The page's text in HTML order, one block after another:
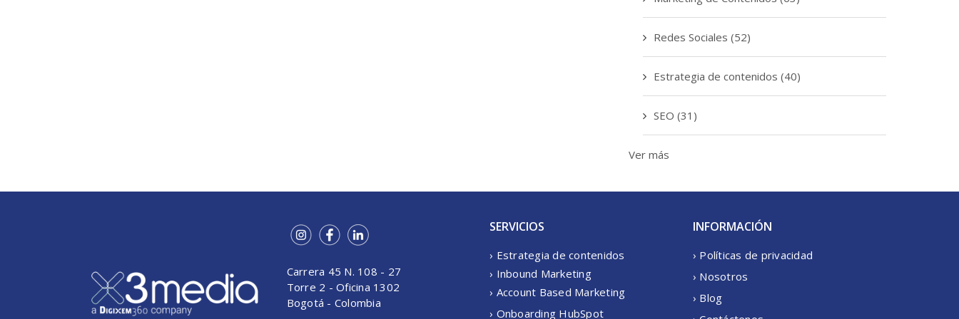
Redes Sociales(52)
Estrategia de contenidos(40)
SEO(31)
Ver más
Carrera 45 N. 108 - 27
Torre 2 - Oficina 1302
Bogotá - Colombia
SERVICIOS
› Estrategia de contenidos
› Inbound Marketing
› Account Based Marketing
› Onboarding HubSpot
INFORMACIÓN
› Políticas de privacidad
› Nosotros
› Blog